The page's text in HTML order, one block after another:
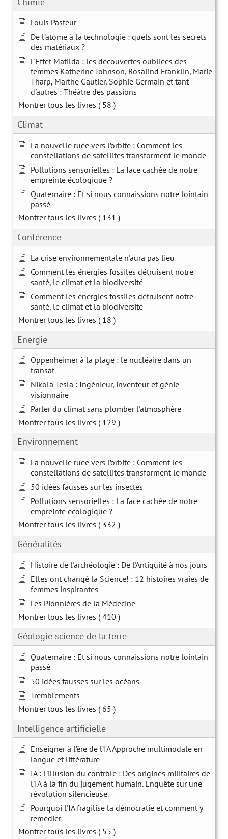
Louis Pasteur
De l’atome à la technologie : quels sont les secrets
des matériaux ?
L'Effet Matilda : les découvertes oubliées des
femmes Katherine Johnson, Rosalind Franklin, Marie
Tharp, Marthe Gautier, Sophie Germain et tant
d'autres : Théâtre des passions
Montrer tous les livres ( 58 )
Climat
La nouvelle ruée vers l’orbite : Comment les
constellations de satellites transforment le monde
Pollutions sensorielles : La face cachée de notre
empreinte écologique ?
Quaternaire : Et si nous connaissions notre lointain
passé
Montrer tous les livres ( 131 )
Conférence
La crise environnementale n'aura pas lieu
Comment les énergies fossiles détruisent notre
santé, le climat et la biodiversité
Comment les énergies fossiles détruisent notre
santé, le climat et la biodiversité
Montrer tous les livres ( 18 )
Energie
Oppenheimer à la plage : le nucléaire dans un
transat
Nikola Tesla : Ingénieur, inventeur et génie
visionnaire
Parler du climat sans plomber l'atmosphère
Montrer tous les livres ( 129 )
Environnement
La nouvelle ruée vers l’orbite : Comment les
constellations de satellites transforment le monde
50 idées fausses sur les insectes
Pollutions sensorielles : La face cachée de notre
empreinte écologique ?
Montrer tous les livres ( 332 )
Généralités
Histoire de l'archéologie : De l'Antiquité à nos jours
Elles ont changé la Science! : 12 histoires vraies de
femmes inspirantes
Les Pionnières de la Médecine
Montrer tous les livres ( 410 )
Géologie science de la terre
Quaternaire : Et si nous connaissions notre lointain
passé
50 idées fausses sur les océans
Tremblements
Montrer tous les livres ( 65 )
Intelligence artificielle
Enseigner à l’ère de l’IA Approche multimodale en
langue et littérature
IA : L'illusion du contrôle : Des origines militaires de
l'IA à la fin du jugement humain. Enquête sur une
révolution silencieuse.
Pourquoi l'IA fragilise la démocratie et comment y
remédier
Montrer tous les livres ( 55 )